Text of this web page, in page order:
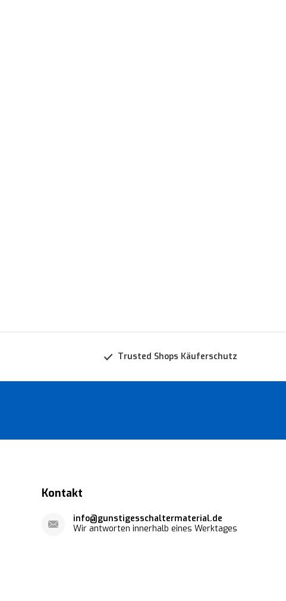
Trusted Shops Käuferschutz
Kontakt
info@gunstigesschaltermaterial.de
Wir antworten innerhalb eines Werktages